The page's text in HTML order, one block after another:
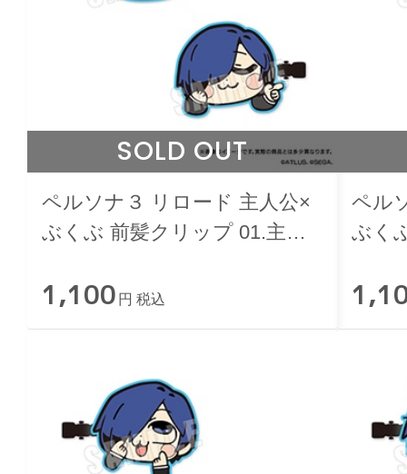
SOLD OUT
ペルソナ３ リロード 主人公×
ぶくぶ 前髪クリップ 01.主人
1,100 円 税込
ペル
ぶく